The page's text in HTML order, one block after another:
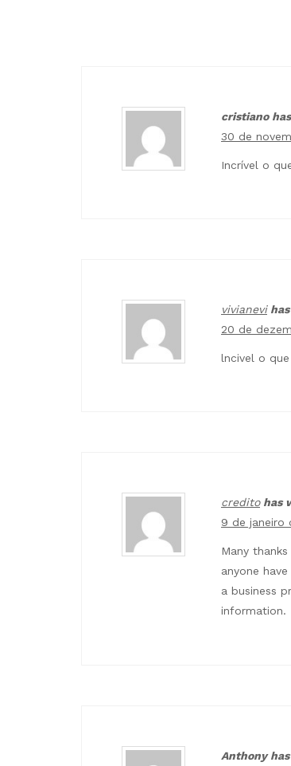
cristiano
30 de
Incrível o
vivianevi
20 de
lncivel o
creditohas
9 de janeiro
Many
anyone
a business
information.
Anthony